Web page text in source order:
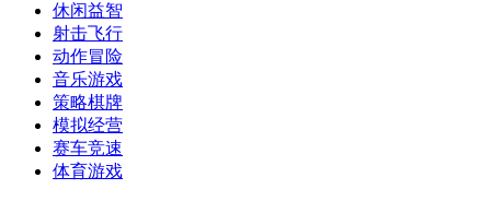
休闲益智
射击飞行
动作冒险
音乐游戏
策略棋牌
模拟经营
赛车竞速
体育游戏